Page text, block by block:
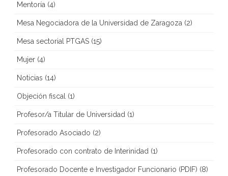
Mentoría (4)
Mesa Negociadora de la Universidad de Zaragoza (2)
Mesa sectorial PTGAS (15)
Mujer (4)
Noticias (14)
Objeción fiscal (1)
Profesor/a Titular de Universidad (1)
Profesorado Asociado (2)
Profesorado con contrato de Interinidad (1)
Profesorado Docente e Investigador Funcionario (PDIF) (8)